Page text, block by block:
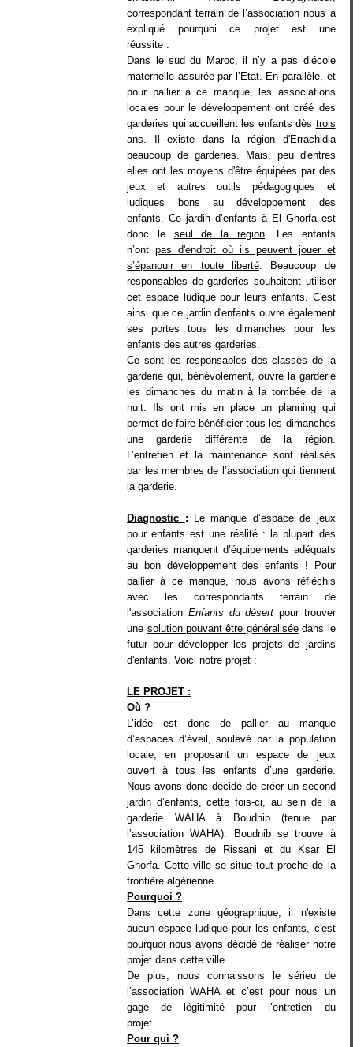
correspondant terrain de l’association nous a
expliqué pourquoi ce projet est une
réussite :
Dans le sud du Maroc, il n’y a pas d’école
maternelle assurée par l’Etat. En parallèle, et
pour pallier à ce manque, les associations
locales pour le développement ont créé des
garderies qui accueillent les enfants dès trois
ans . Il existe dans la région d'Errachidia
beaucoup de garderies. Mais, peu d'entres
elles ont les moyens d'être équipées par des
jeux et autres outils pédagogiques et
ludiques bons au développement des
enfants. Ce jardin d’enfants à El Ghorfa est
donc le seul de la région . Les enfants
n’ontpas d'endroit où ils peuvent jouer et
s’épanouir en toute liberté. Beaucoup de
responsables de garderies souhaitent utiliser
cet espace ludique pour leurs enfants. C'est
ainsi que ce jardin d'enfants ouvre également
ses portes tous les dimanches pour les
enfants des autres garderies.
Ce sont les responsables des classes de la
garderie qui, bénévolement, ouvre la garderie
les dimanches du matin à la tombée de la
nuit. Ils ont mis en place un planning qui
permet de faire bénéficier tous les dimanches
une garderie différente de la région.
L’entretien et la maintenance sont réalisés
par les membres de l’association qui tiennent
la garderie.
Diagnostic : Le manque d’espace de jeux
pour enfants est une réalité : la plupart des
garderies manquent d’équipements adéquats
au bon développement des enfants ! Pour
pallier à ce manque, nous avons réfléchis
avec les correspondants terrain de
l'association Enfants du désert pour trouver
une solution pouvant être généraliséedans le
futur pour développer les projets de jardins
d'enfants. Voici notre projet :
LE PROJET :
Où ?
L’idée est donc de pallier au manque
d’espaces d’éveil, soulevé par la population
locale, en proposant un espace de jeux
ouvert à tous les enfants d’une garderie.
Nous avons donc décidé de créer un second
jardin d’enfants, cette fois-ci, au sein de la
garderie WAHA à Boudnib (tenue par
l’association WAHA). Boudnib se trouve à
145 kilomètres de Rissani et du Ksar El
Ghorfa. Cette ville se situe tout proche de la
frontière algérienne.
Pourquoi ?
Dans cette zone géographique, il n'existe
aucun espace ludique pour les enfants, c'est
pourquoi nous avons décidé de réaliser notre
projet dans cette ville.
De plus, nous connaissons le sérieu de
l’association WAHA et c’est pour nous un
gage de légitimité pour l’entretien du
projet.
Pour qui ?